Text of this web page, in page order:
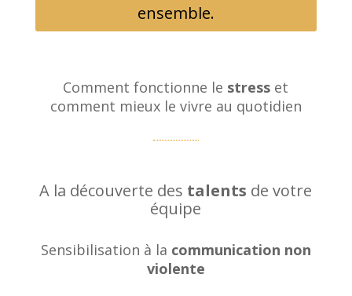
ensemble.
Comment fonctionne le stress et
comment mieux le vivre au quotidien
A la découverte des talents de votre
équipe
Sensibilisation à la communication non
violente